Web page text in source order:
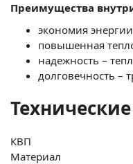
Преимущества
экономия
повышенная
надежность –
долговечность –
КВП
Материал